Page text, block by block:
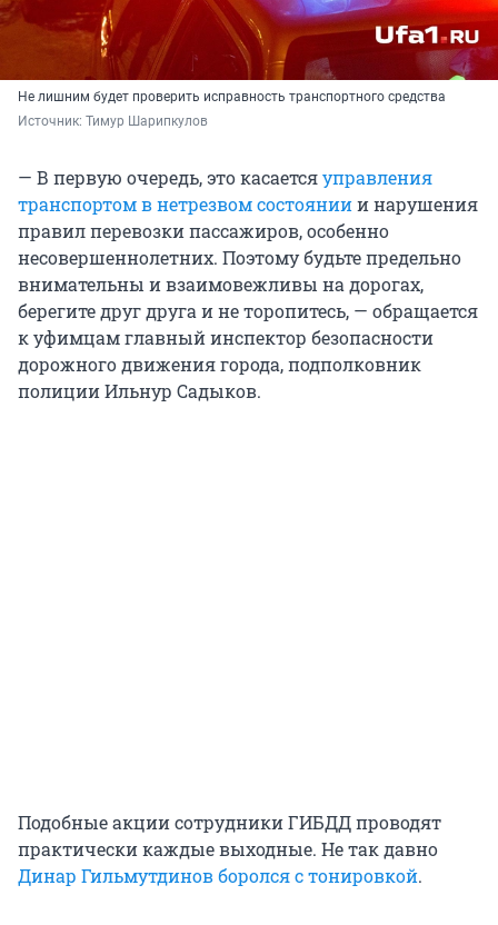
Не лишним будет проверить исправность транспортного средства
Источник: Тимур Шарипкулов
— В первую очередь, это касаетсяуправления
транспортом в нетрезвом состояниии нарушения
правил перевозки пассажиров, особенно
несовершеннолетних. Поэтому будьте предельно
внимательны и взаимовежливы на дорогах,
берегите друг друга и не торопитесь, — обращается
к уфимцам главный инспектор безопасности
дорожного движения города, подполковник
полиции Ильнур Садыков.
Подобные акции сотрудники ГИБДД проводят
практически каждые выходные. Не так давно
Динар Гильмутдинов боролся с тонировкой.